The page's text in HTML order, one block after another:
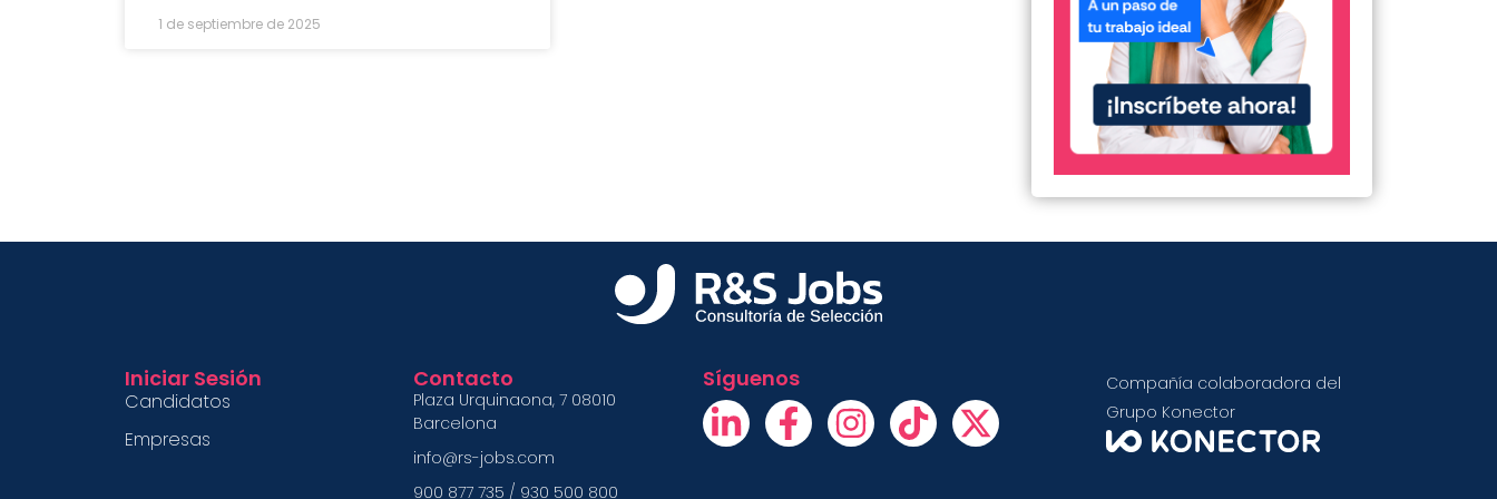
1 de septiembre de 2025
Iniciar Sesión
Candidatos
Empresas
Contacto
Plaza Urquinaona, 7 08010
Barcelona
info@rs-jobs.com
900 877 735 / 930 500 800
Síguenos
Compañía colaboradora del
Grupo Konector